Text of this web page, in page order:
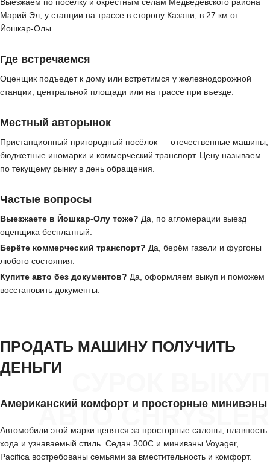
Марий Эл, у станции на трассе в сторону Казани, в 27 км от
Йошкар-Олы.
Где встречаемся
Оценщик подъедет к дому или встретимся у железнодорожной
станции, центральной площади или на трассе при въезде.
Местный авторынок
Пристанционный пригородный посёлок — отечественные машины,
бюджетные иномарки и коммерческий транспорт. Цену называем
по текущему рынку в день обращения.
Частые вопросы
Выезжаете в Йошкар-Олу тоже? Да, по агломерации выезд
оценщика бесплатный.
Берёте коммерческий транспорт? Да, берём газели и фургоны
любого состояния.
Купите авто без документов? Да, оформляем выкуп и поможем
восстановить документы.
АВТО CHRYSLER
ПРОДАТЬ МАШИНУ ПОЛУЧИТЬ
ДЕНЬГИ
Американский комфорт и просторные минивэны
Автомобили этой марки ценятся за просторные салоны, плавность
хода и узнаваемый стиль. Седан 300C и минивэны Voyager,
Pacifica востребованы семьями за вместительность и комфорт.